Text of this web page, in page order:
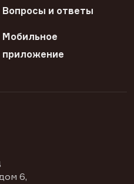
Вопросы и ответы
Мобильное
приложение
6,